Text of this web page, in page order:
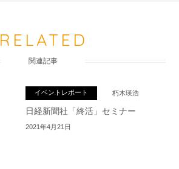
RELATED
関連記事
イベントレポート 朽木瑛浩
日経新聞社「終活」セミナー
2021年4月21日